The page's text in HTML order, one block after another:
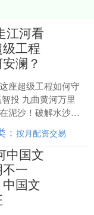
江河看
工程
澜？
座超级工程如何守
投 九曲黄河万里
泥沙！破解水沙关
利枢纽是关键一
....
：按月配资交易
中国文
一
国文